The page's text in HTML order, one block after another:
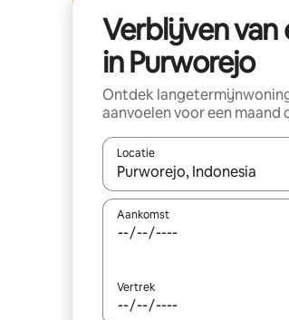
Verblijven van
in Purworejo
Ontdek
aanvoelen voor een maand
Locatie
Wanneer er resultaten
Aankomst
Vertrek